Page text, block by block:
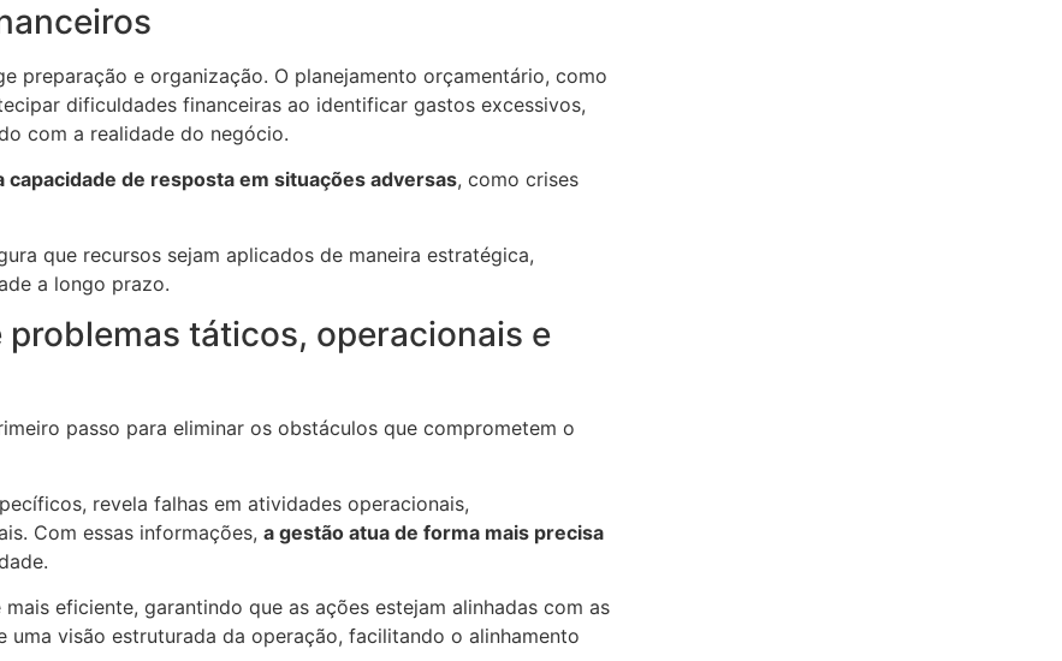
preparação e organização. O planejamento orçamentário, como
dificuldades financeiras ao identificar gastos excessivos,
com a realidade do negócio.
capacidade de resposta em situações adversas, como crises
que recursos sejam aplicados de maneira estratégica,
a longo prazo.
táticos, operacionais e
passo para eliminar os obstáculos que comprometem o
revela falhas em atividades operacionais,
Com essas informações, a gestão atua de forma mais precisa
eficiente, garantindo que as ações estejam alinhadas com as
uma visão estruturada da operação, facilitando o alinhamento